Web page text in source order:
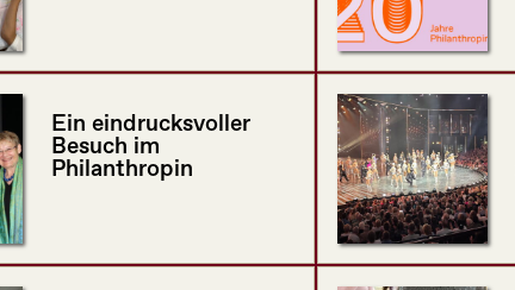
Ein eindrucksvoller
Besuch im
Philanthropin